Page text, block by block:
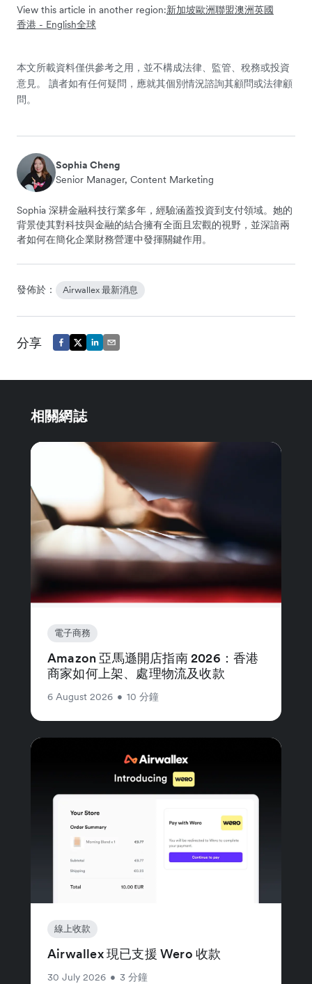
View this article in another region:新加坡歐洲聯盟澳洲英國
香港 - English全球
本文所載資料僅供參考之用，並不構成法律、監管、稅務或投資
意見。 讀者如有任何疑問，應就其個別情況諮詢其顧問或法律顧
問。
Sophia Cheng
Senior Manager, Content Marketing
Sophia 深耕金融科技行業多年，經驗涵蓋投資到支付領域。她的
背景使其對科技與金融的結合擁有全面且宏觀的視野，並深諳兩
者如何在簡化企業財務營運中發揮關鍵作用。
發佈於： Airwallex 最新消息
分享
相關網誌
電子商務
Amazon 亞馬遜開店指南 2026：香港
商家如何上架、處理物流及收款
6 August 2026 • 10 分鐘
線上收款
Airwallex 現已支援 Wero 收款
30 July 2026 • 3 分鐘